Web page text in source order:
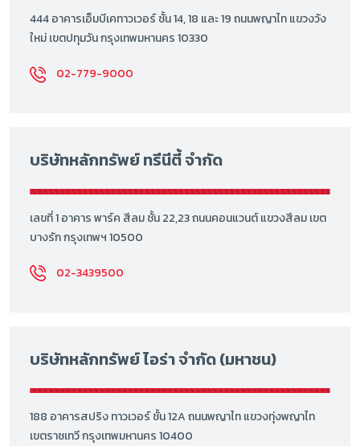
444 อาคารเอ็มบีเคทาวเวอร์ ชั้น 14, 18 และ 19 ถนนพญาไท แขวงวัง
ใหม่ เขตปทุมวัน กรุงเทพมหานคร 10330
02-779-9000
บริษัทหลักทรัพย์ ทรีนีตี้ จำกัด
เลขที่ 1 อาคาร พาร์ค สีลม ชั้น 22,23 ถนนคอนแวนต์ แขวงสีลม เขต
บางรัก กรุงเทพฯ 10500
02-3439500
บริษัทหลักทรัพย์ ไอร่า จำกัด (มหาชน)
188 อาคารสปริง ทาวเวอร์ ชั้น 12A ถนนพญาไท แขวงทุ่งพญาไท
เขตราชเทวี กรุงเทพมหานคร 10400